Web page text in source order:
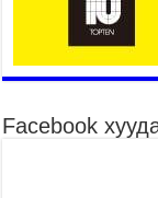
үргэлжилж байна
2026 оны 7 сар 15 / 10
Үндэсний их баяр
Facebook